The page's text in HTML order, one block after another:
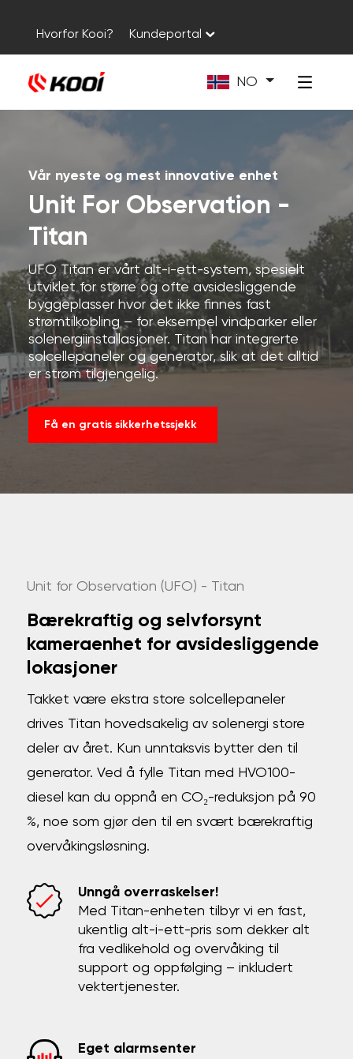
Hvorfor Kooi? Kundeportal
NO
Vår nyeste og mest innovative enhet
Unit For Observation -
Titan
UFO Titan er vårt alt-i-ett-system, spesielt
utviklet for større og ofte avsidesliggende
byggeplasser hvor det ikke finnes fast
strømtilkobling – for eksempel vindparker eller
solenergiinstallasjoner. Titan har integrerte
solcellepaneler og generator, slik at det alltid
er strøm tilgjengelig.
Få en gratis sikkerhetssjekk
Unit for Observation (UFO) - Titan
Bærekraftig og selvforsynt
kameraenhet for avsidesliggende
lokasjoner
Takket være ekstra store solcellepaneler
drives Titan hovedsakelig av solenergi store
deler av året. Kun unntaksvis bytter den til
generator. Ved å fylle Titan med HVO100-
diesel kan du oppnå en CO₂-reduksjon på 90
%, noe som gjør den til en svært bærekraftig
overvåkingsløsning.
Unngå overraskelser!
Med Titan-enheten tilbyr vi en fast,
ukentlig alt-i-ett-pris som dekker alt
fra vedlikehold og overvåking til
support og oppfølging – inkludert
vektertjenester.
Eget alarmsenter